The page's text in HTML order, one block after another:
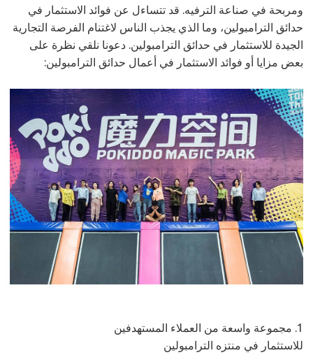
ومربحة في صناعة الترفيه. قد تتساءل عن فوائد الاستثمار في
حدائق الترامبولين، وما الذي يجذب الناس لاغتنام الفرصة التجارية
الجيدة للاستثمار في حدائق الترامبولين. دعونا نلقي نظرة على
بعض مزايا أو فوائد الاستثمار في أعمال حدائق الترامبولين:
1. مجموعة واسعة من العملاء المستهدفين
للاستثمار في منتزه الترامبولين